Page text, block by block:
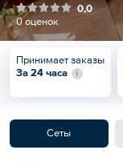
0,0
0 оценок
Принимает заказы
За 24 часа
Сеты